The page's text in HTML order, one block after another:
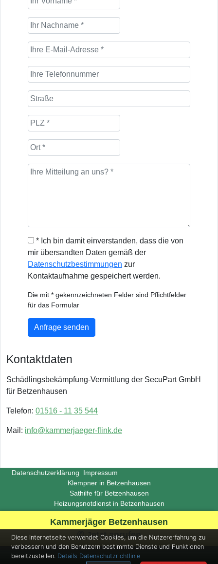
Kammerjäger Betzenhausen
✆ Jetzt anrufen
* Ich bin damit einverstanden, dass die von
mir übersandten Daten gemäß der
Datenschutzbestimmungen zur
Kontaktaufnahme gespeichert werden.
Die mit * gekennzeichneten Felder sind Pflichtfelder
für das Formular
Anfrage senden
Kontaktdaten
Schädlingsbekämpfung-Vermittlung der SecuPart GmbH
für Betzenhausen
Telefon: 01516 - 11 35 544
Mail: info@kammerjaeger-flink.de
Datenschutzerklärung
Impressum
Klempner in Betzenhausen
Sathilfe für Betzenhausen
Heizungsnotdienst in Betzenhausen
(Last update 2026-06-29)
Diese Internetseite verwendet Cookies, um die Nutzererfahrung zu
verbessern und den Benutzern bestimmte Dienste und Funktionen
bereitzustellen. Details Datenschutzrichtlinie